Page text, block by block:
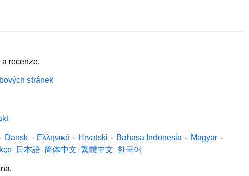
recenze.
stránek
Dansk - Ελληνικά - Hrvatski - Bahasa Indonesia - Magyar -
日本語 简体中文 繁體中文 한국어